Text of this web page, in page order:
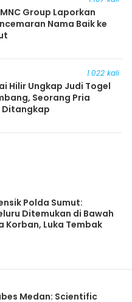
Group Laporkan
Nama Baik ke
1.022 kali
Hilir Ungkap Judi Togel
Seorang Pria
Ditangkap
Polda Sumut:
Ditemukan di Bawah
Korban, Luka Tembak
Medan: Scientific